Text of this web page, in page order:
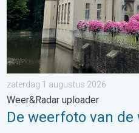
zaterdag 1 augustus 2026
Weer&Radar uploader
De weerfoto van de